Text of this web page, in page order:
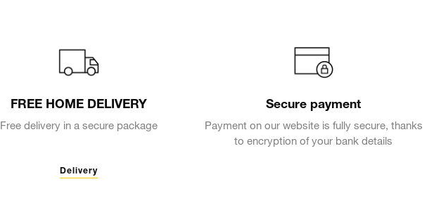
FREE HOME DELIVERY
Free delivery in a secure package
Delivery
Secure payment
Payment on our website is fully secure, thanks
to encryption of your bank details